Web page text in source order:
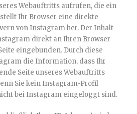
Webauftritts aufrufen, die ein
Ihr Browser eine direkte
von Instagram her. Der Inhalt
direkt an Ihren Browser
eingebunden. Durch diese
die Information, dass Ihr
Seite unseres Webauftritts
Sie kein Instagram-Profil
bei Instagram eingeloggt sind.